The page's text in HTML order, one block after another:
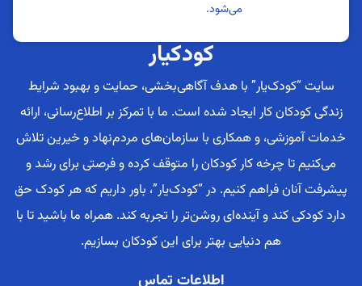
می‌شود.
کودکیار
سایت “کودک‌یار” با هدف آگاهی‌بخشی، حمایت و بهبود شرایط
زندگی کودکان کار ایجاد شده است. ما با تمرکز بر اطلاع‌رسانی، ارائه
خدمات آموزشی، و همکاری با سازمان‌های مردم‌نهاد و خیرین تلاش
می‌کنیم تا چرخه کار کودکان را متوقف کرده و فرصتی برای رشد و
پیشرفت آنان فراهم کنیم. در “کودک‌یار”، باور داریم که هر کودک حق
دارد کودکی کند و آینده‌ای روشن‌تر را تجربه کند. همراه ما باشید تا با
هم دنیایی بهتر برای این کودکان بسازیم.
اطلاعات تماس